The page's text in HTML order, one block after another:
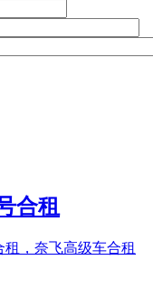
合租
租，奈飞高级车合租